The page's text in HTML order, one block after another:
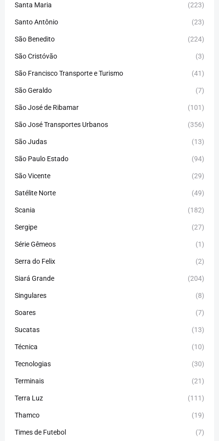
Santa Maria (223)
Santo Antônio (23)
São Benedito (224)
São Cristóvão (3)
São Francisco Transporte e Turismo (41)
São Geraldo (7)
São José de Ribamar (101)
São José Transportes Urbanos (356)
São Judas (13)
São Paulo Estado (94)
São Vicente (29)
Satélite Norte (49)
Scania (182)
Sergipe (27)
Série Gêmeos (1)
Serra do Felix (2)
Siará Grande (204)
Singulares (8)
Soares (7)
Sucatas (13)
Técnica (10)
Tecnologias (30)
Terminais (21)
Terra Luz (111)
Thamco (19)
Times de Futebol (7)